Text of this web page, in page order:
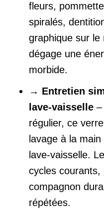
fleurs,
spiralés,
graphique sur le
dégage une
morbide.
→ Entretien
lave-vaisselle –
régulier, ce
lavage à la
lave-vaisselle.
cycles courants,
compagnon
répétées.